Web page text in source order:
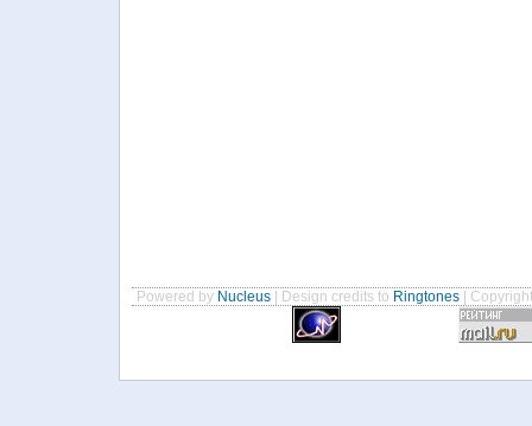
Powered by Nucleus | Design credits to Ringtones |